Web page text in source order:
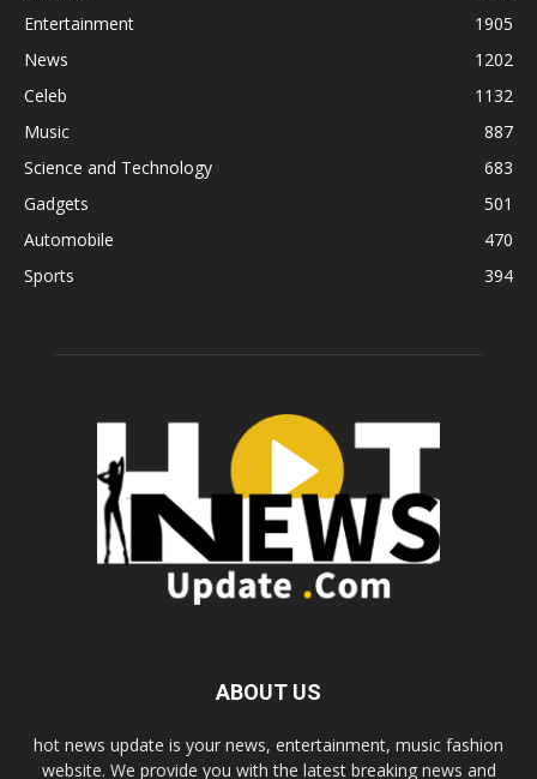
Entertainment
1905
News
1202
Celeb
1132
Music
887
Science and Technology
683
Gadgets
501
Automobile
470
Sports
394
ABOUT US
hot news update is your news, entertainment, music fashion
website. We provide you with the latest breaking news and